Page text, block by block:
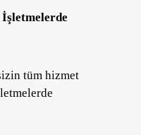
tüm hizmet